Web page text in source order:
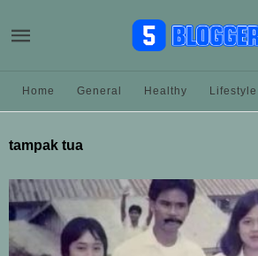
Home General Healthy Lifestyle
tampak tua